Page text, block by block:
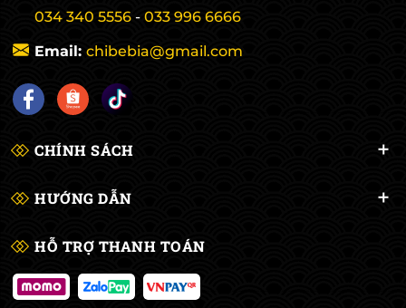
034 340 5556 - 033 996 6666
Email: chibebia@gmail.com
CHÍNH SÁCH
HƯỚNG DẪN
HỖ TRỢ THANH TOÁN